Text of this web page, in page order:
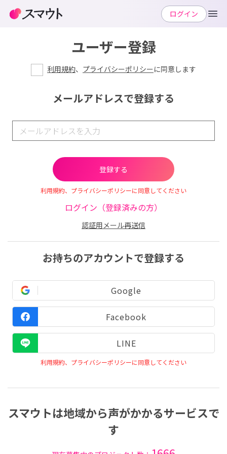
ユーザー登録
利用規約、 プライバシーポリシーに同意します
メールアドレスで登録する
利用規約、プライバシーポリシーに同意してください
ログイン（登録済みの方）
認証用メール再送信
お持ちのアカウントで登録する
Google
Facebook
LINE
利用規約、プライバシーポリシーに同意してください
スマウトは地域から声がかかるサービスで
す
ログイン